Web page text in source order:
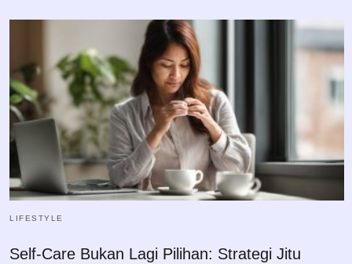
LIFESTYLE
Self-Care Bukan Lagi Pilihan: Strategi Jitu